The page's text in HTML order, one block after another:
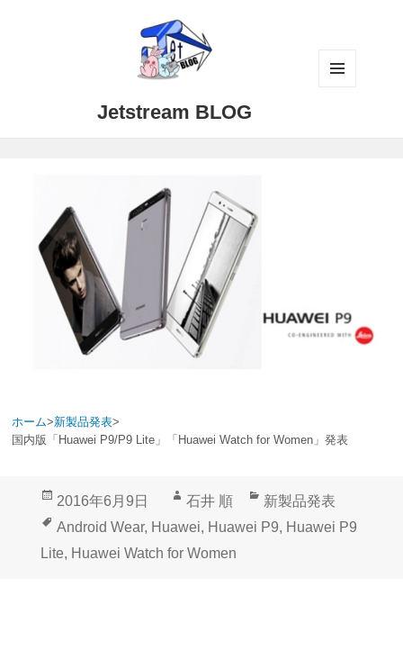
Jetstream BLOG
ホーム>新製品発表>
国内版「Huawei P9/P9 Lite」「Huawei Watch for Women」発表
投
稿
日:
2016年6月9日
作
成
者
石井 順
カ
テ
新製品発表
タ
グ
Android Wear, Huawei, Huawei P9, Huawei P9
Lite, Huawei Watch for Women